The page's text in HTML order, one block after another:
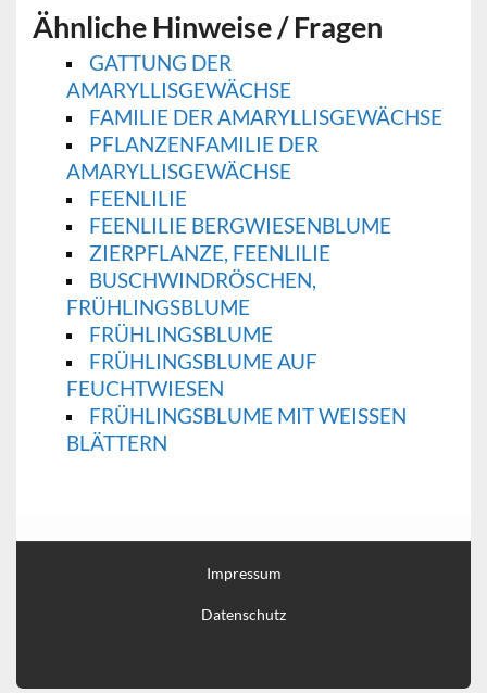
Ähnliche Hinweise / Fragen
GATTUNG DER
AMARYLLISGEWÄCHSE
FAMILIE DER AMARYLLISGEWÄCHSE
PFLANZENFAMILIE DER
AMARYLLISGEWÄCHSE
FEENLILIE
FEENLILIE BERGWIESENBLUME
ZIERPFLANZE, FEENLILIE
BUSCHWINDRÖSCHEN,
FRÜHLINGSBLUME
FRÜHLINGSBLUME
FRÜHLINGSBLUME AUF
FEUCHTWIESEN
FRÜHLINGSBLUME MIT WEISSEN B
LÄTTERN
Impressum
Datenschutz